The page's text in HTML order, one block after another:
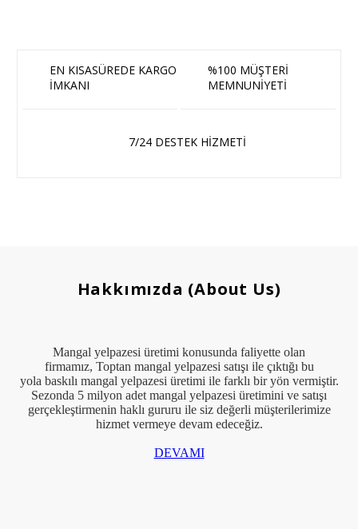
EN KISASÜREDE KARGO
İMKANI
%100 MÜŞTERİ
MEMNUNİYETİ
7/24 DESTEK HİZMETİ
Hakkımızda (About Us)
Mangal yelpazesi üretimi konusunda faliyette olan
firmamız, Toptan mangal yelpazesi satışı ile çıktığı bu
yola baskılı mangal yelpazesi üretimi ile farklı bir yön vermiştir.
Sezonda 5 milyon adet mangal yelpazesi üretimini ve satışı
gerçekleştirmenin haklı gururu ile siz değerli müşterilerimize
hizmet vermeye devam edeceğiz.
DEVAMI